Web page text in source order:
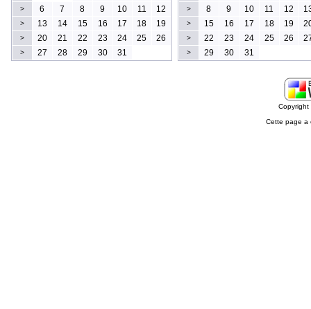
> 6 7 8 9 10 11 12
> 13 14 15 16 17 18 19
> 20 21 22 23 24 25 26
> 27 28 29 30 31
> 8 9 10 11 12
> 15 16 17 18 19
> 22 23 24 25 26
> 29 30 31
Cette page a